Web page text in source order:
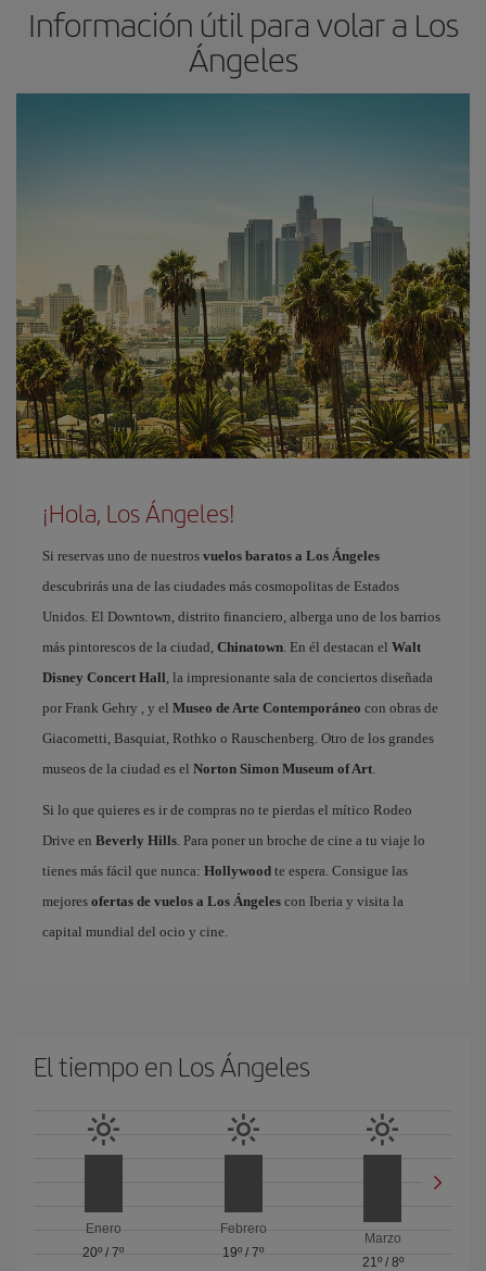
Información útil para volar a Los
Ángeles
¡Hola, Los Ángeles!
Si reservas uno de nuestros vuelos baratos a Los Ángeles
descubrirás una de las ciudades más cosmopolitas de Estados
Unidos. El Downtown, distrito financiero, alberga uno de los barrios
más pintorescos de la ciudad, Chinatown. En él destacan el Walt
Disney Concert Hall, la impresionante sala de conciertos diseñada
por Frank Gehry , y el Museo de Arte Contemporáneo con obras de
Giacometti, Basquiat, Rothko o Rauschenberg. Otro de los grandes
museos de la ciudad es el Norton Simon Museum of Art.
Si lo que quieres es ir de compras no te pierdas el mítico Rodeo
Drive en Beverly Hills. Para poner un broche de cine a tu viaje lo
tienes más fácil que nunca: Hollywood te espera. Consigue las
mejores ofertas de vuelos a Los Ángeles con Iberia y visita la
capital mundial del ocio y cine.
El tiempo en Los Ángeles
Enero
20º /7º
Febrero
19º / 7º
Marzo
21º/ 8º